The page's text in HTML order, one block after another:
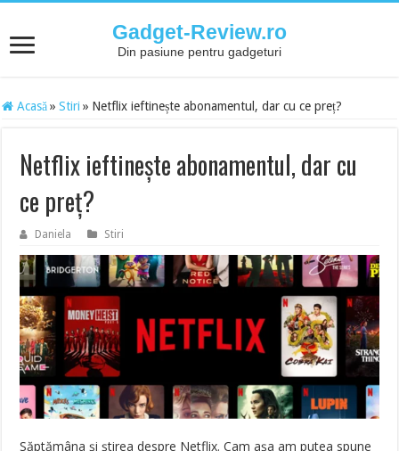
Gadget-Review.ro
Din pasiune pentru gadgeturi
Acasă » Stiri » Netflix ieftinește abonamentul, dar cu ce preț?
Netflix ieftinește abonamentul, dar cu
ce preț?
Daniela Stiri
Săptămâna și știrea despre Netflix. Cam așa am putea spune